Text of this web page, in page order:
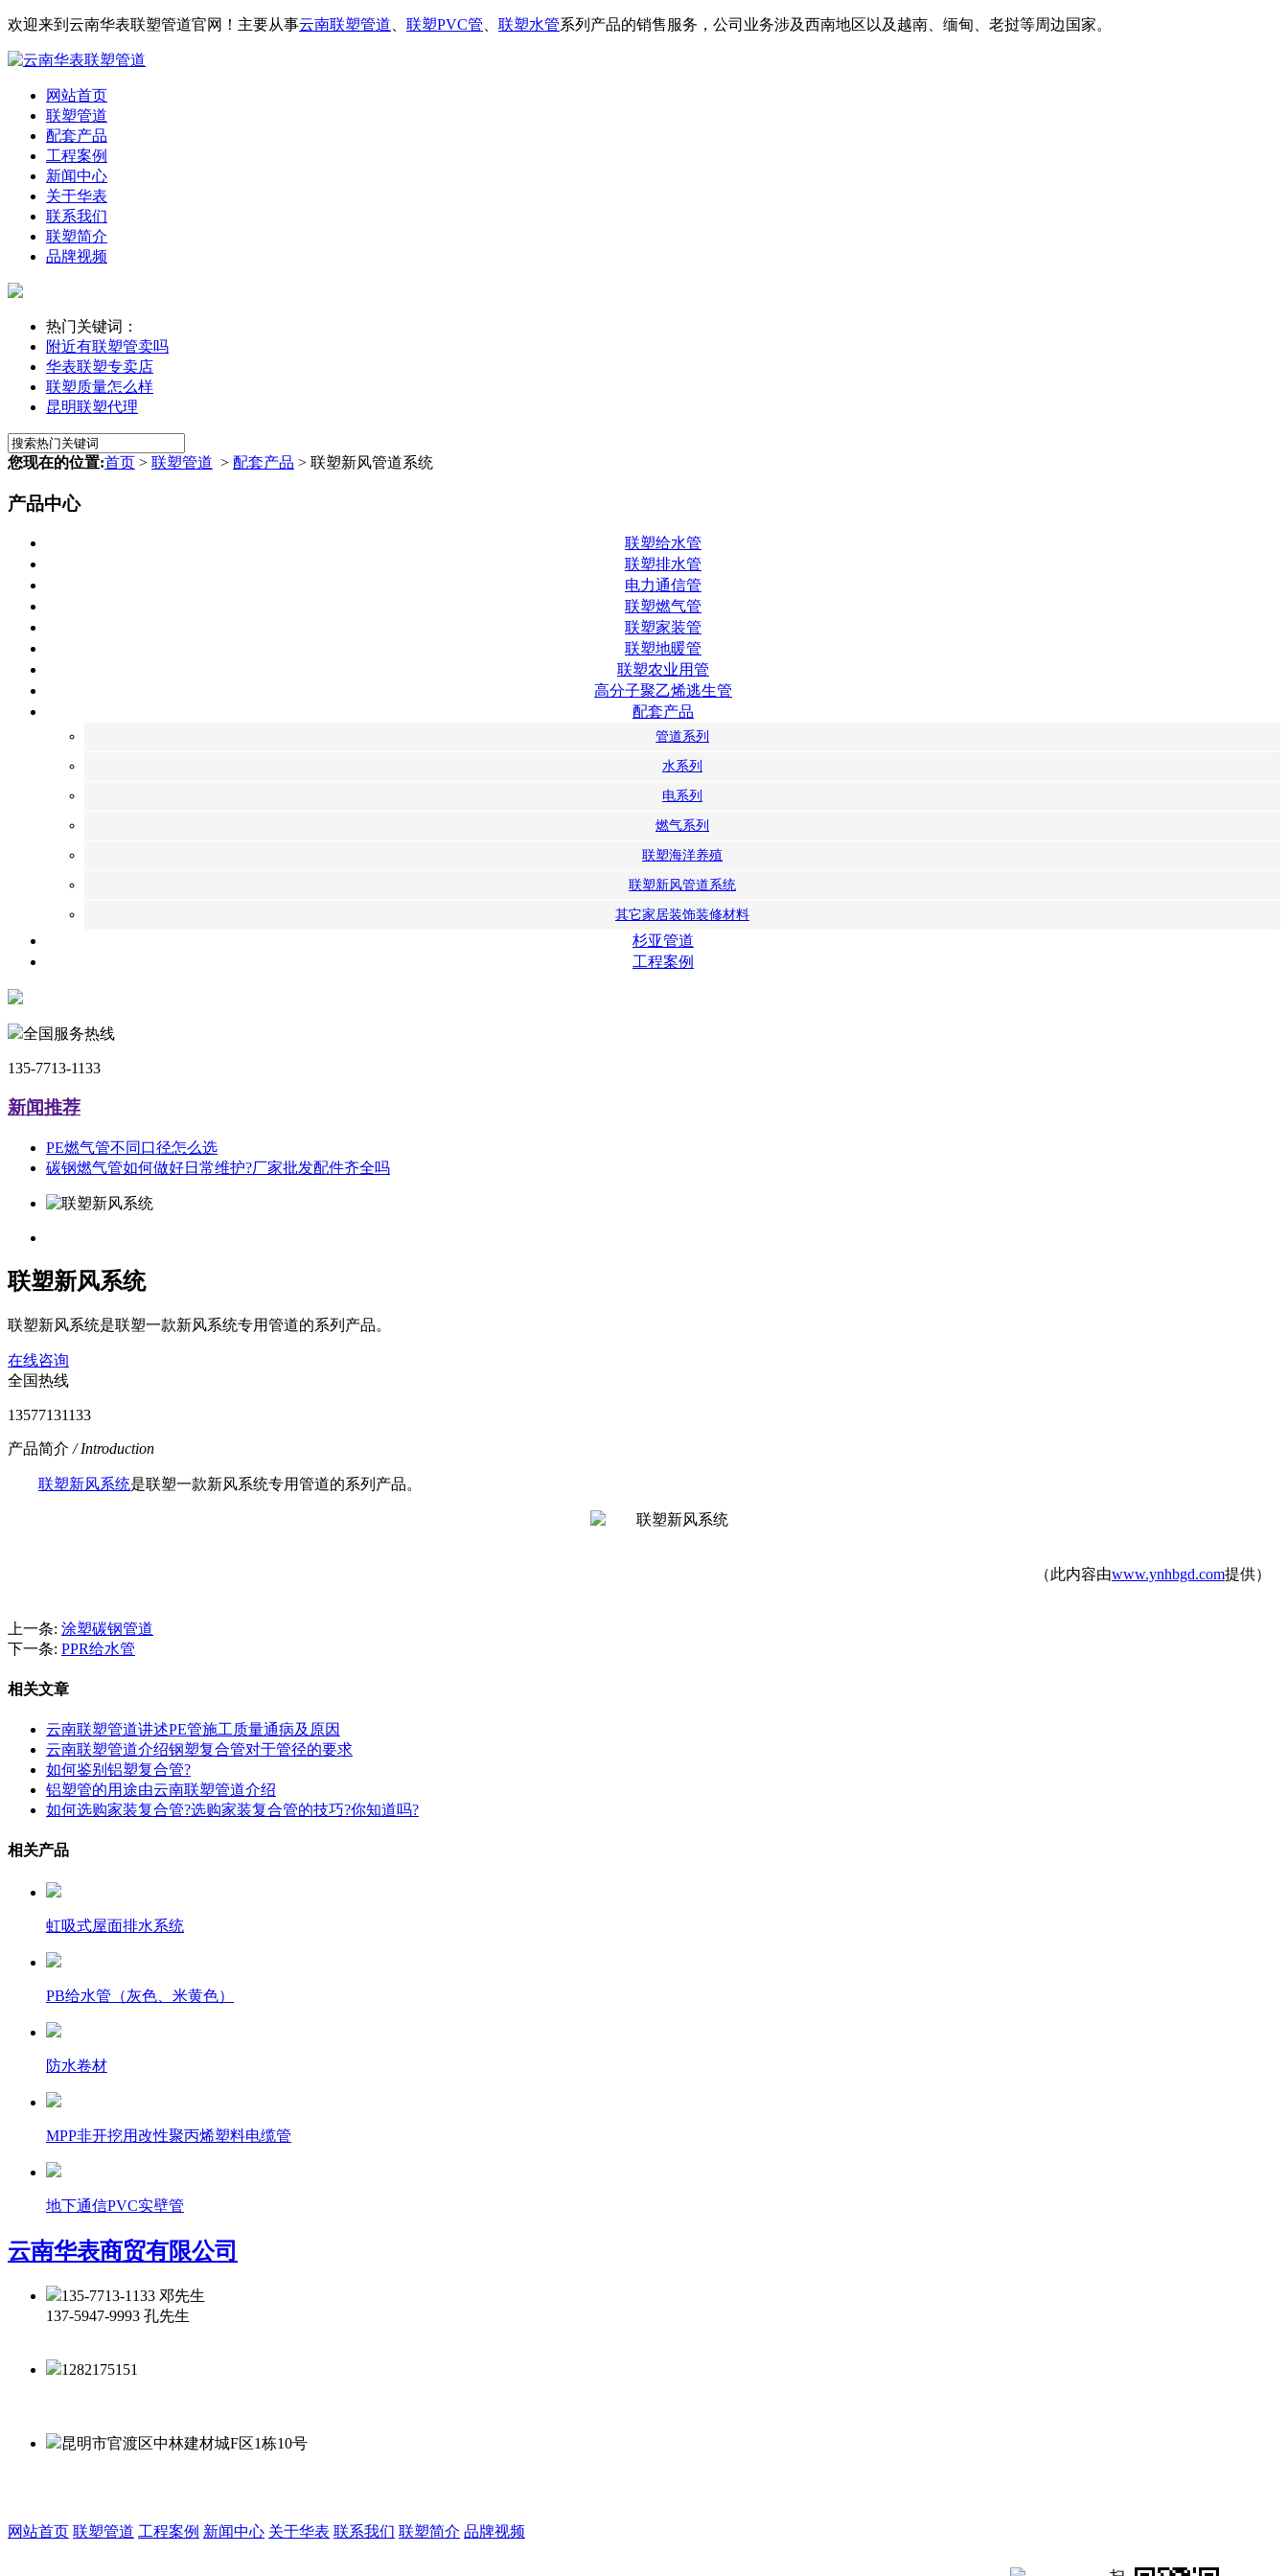
欢迎来到云南华表联塑管道官网！主要从事云南联塑管道 联塑PVC管 联塑水管系列产品的销售服务，公司业务涉及西南地区以及越南、缅甸、老挝等周边国家。
网站首页
联塑管道
配套产品
工程案例
新闻中心
关于华表
联系我们
联塑简介
品牌视频
热门关键词：
附近有联塑管卖吗
华表联塑专卖店
联塑质量怎么样
昆明联塑代理
您现在的位置:首页 > 联塑管道 > 配套产品 > 联塑新风管道系统
产品中心
联塑给水管
联塑排水管
电力通信管
联塑燃气管
联塑家装管
联塑地暖管
联塑农业用管
高分子聚乙烯逃生管
配套产品
管道系列
水系列
电系列
燃气系列
联塑海洋养殖
联塑新风管道系统
其它家居装饰装修材料
杉亚管道
工程案例
全国服务热线
135-7713-1133
新闻推荐
PE燃气管不同口径怎么选
碳钢燃气管如何做好日常维护?厂家批发配件齐全吗
联塑新风系统
联塑新风系统是联塑一款新风系统专用管道的系列产品。
在线咨询
全国热线
13577131133
产品简介 / Introduction
联塑新风系统是联塑一款新风系统专用管道的系列产品。
（此内容由www.ynhbgd.com提供）
上一条: 涂塑碳钢管道
下一条: PPR给水管
相关文章
云南联塑管道讲述PE管施工质量通病及原因
云南联塑管道介绍钢塑复合管对于管径的要求
如何鉴别铝塑复合管?
铝塑管的用途由云南联塑管道介绍
如何选购家装复合管?选购家装复合管的技巧?你知道吗?
相关产品
虹吸式屋面排水系统
PB给水管（灰色、米黄色）
防水卷材
MPP非开挖用改性聚丙烯塑料电缆管
地下通信PVC实壁管
云南华表商贸有限公司
135-7713-1133 邓先生
137-5947-9993 孔先生
1282175151
昆明市官渡区中林建材城F区1栋10号
网站首页 联塑管道 工程案例 新闻中心 关于华表 联系我们 联塑简介 品牌视频